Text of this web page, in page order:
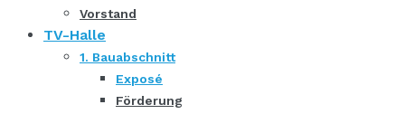
Vorstand
TV-Halle
1. Bauabschnitt
Exposé
Förderung